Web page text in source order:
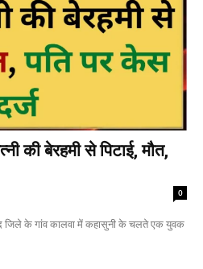
की बेरहमी से पिटाई, मौत,
0
जिले के गांव कालवा में कहासुनी के चलते एक युवक